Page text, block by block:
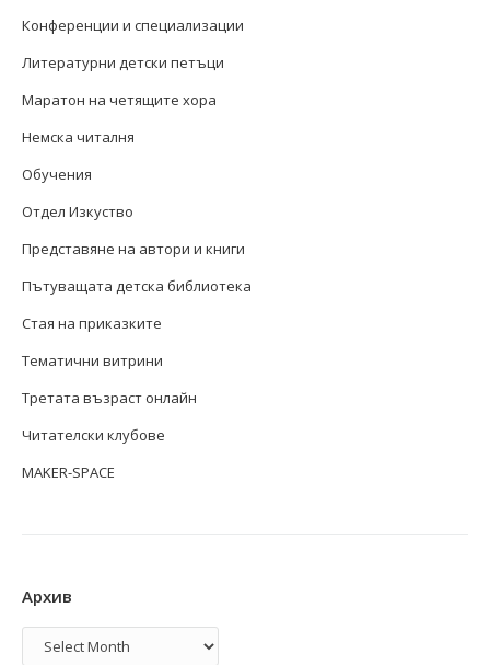
Конференции и специализации
Литературни детски петъци
Маратон на четящите хора
Немска читалня
Обучения
Отдел Изкуство
Представяне на автори и книги
Пътуващата детска библиотека
Стая на приказките
Тематични витрини
Третата възраст онлайн
Читателски клубове
MAKER-SPACE
Архив
Архив